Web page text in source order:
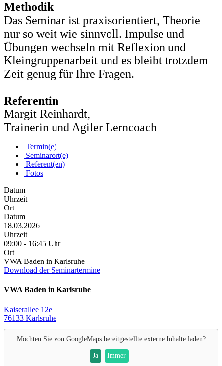
Methodik
Das Seminar ist praxisorientiert, Theorie
nur so weit wie sinnvoll. Impulse und
Übungen wechseln mit Reflexion und
Kleingruppenarbeit und es bleibt trotzdem
Zeit genug für Ihre Fragen.
Referentin
Margit Reinhardt,
Trainerin und Agiler Lerncoach
Termin(e)
Seminarort(e)
Referent(en)
Fotos
Datum
Uhrzeit
Ort
Datum
18.03.2026
Uhrzeit
09:00 - 16:45 Uhr
Ort
VWA Baden in Karlsruhe
Download der Seminartermine
VWA Baden in Karlsruhe
Kaiserallee 12e
76133 Karlsruhe
Möchten Sie von GoogleMapsbereitgestellte externe Inhalte laden?
Ja Immer